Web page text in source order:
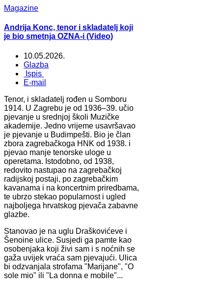
Magazine
Andrija Konc, tenor i skladatelj koji
je bio smetnja OZNA-i (Video)
10.05.2026.
Glazba
Ispis
E-mail
Tenor, i skladatelj rođen u Somboru
1914. U Zagrebu je od 1936–39. učio
pjevanje u srednjoj školi Muzičke
akademije. Jedno vrijeme usavršavao
je pjevanje u Budimpešti. Bio je član
zbora zagrebačkoga HNK od 1938. i
pjevao manje tenorske uloge u
operetama. Istodobno, od 1938,
redovito nastupao na zagrebačkoj
radijskoj postaji, po zagrebačkim
kavanama i na koncertnim priredbama,
te ubrzo stekao popularnost i ugled
najboljega hrvatskog pjevača zabavne
glazbe.
Stanovao je na uglu Draškovićeve i
Šenoine ulice. Susjedi ga pamte kao
osobenjaka koji živi sam i s noćnih se
gaža uvijek vraća sam pjevajući. Ulica
bi odzvanjala strofama "Marijane", "O
sole mio" ili "La donna e mobile"...